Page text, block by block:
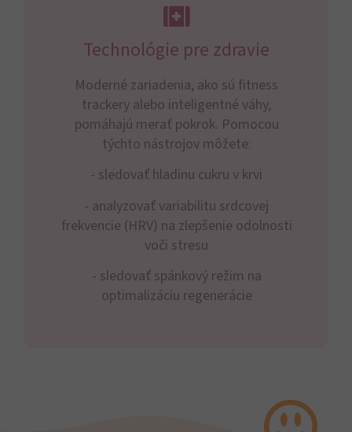
Technológie pre zdravie
Moderné zariadenia, ako sú fitness
trackery alebo inteligentné váhy,
pomáhajú merať pokrok. Pomocou
týchto nástrojov môžete:
- sledovať hladinu cukru v krvi
- analyzovať variabilitu srdcovej
frekvencie (HRV) na zlepšenie odolnosti
voči stresu
- sledovať spánkový režim na
optimalizáciu regenerácie